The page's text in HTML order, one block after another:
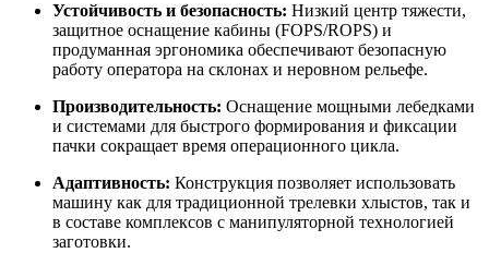
Устойчивость и безопасность: Низкий центр тяжести,
защитное оснащение кабины (FOPS/ROPS) и
продуманная эргономика обеспечивают безопасную
работу оператора на склонах и неровном рельефе.
Производительность: Оснащение мощными лебедками
и системами для быстрого формирования и фиксации
пачки сокращает время операционного цикла.
Адаптивность: Конструкция позволяет использовать
машину как для традиционной трелевки хлыстов, так и
в составе комплексов с манипуляторной технологией
заготовки.